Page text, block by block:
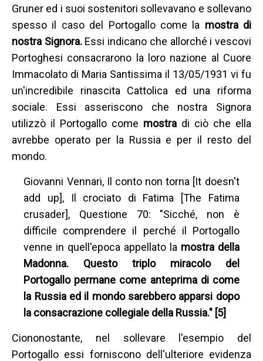
Gruner ed i suoi sostenitori sollevavano e sollevano
spesso il caso del Portogallo come la mostra di
nostra Signora.Essi indicano che allorché i vescovi
Portoghesi consacrarono la loro nazione al Cuore
Immacolato di Maria Santissima il 13/05/1931 vi fu
un'incredibile rinascita Cattolica ed una riforma
sociale. Essi asseriscono che nostra Signora
utilizzò il Portogallo come mostra di ciò che ella
avrebbe operato per la Russia e per il resto del
mondo.
Giovanni Vennari, Il conto non torna [It doesn't
add up], Il crociato di Fatima [The Fatima
crusader], Questione 70: "Sicché, non è
difficile comprendere il perché il Portogallo
venne in quell'epoca appellato la mostra della
Madonna. Questo triplo miracolo del
Portogallo permane come anteprima di come
la Russia ed il mondo sarebbero apparsi dopo
la consacrazione collegiale della Russia." [5]
Ciononostante, nel sollevare l'esempio del
Portogallo essi forniscono dell'ulteriore evidenza